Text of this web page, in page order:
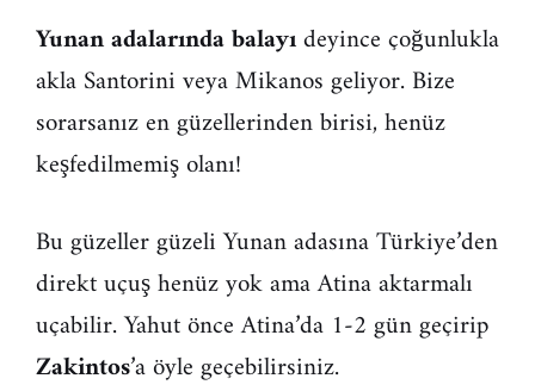
Yunan adalarında balayıdeyince çoğunlukla
akla Santorini veya Mikanos geliyor. Bize
sorarsanız en güzellerinden birisi, henüz
keşfedilmemiş olanı!
Bu güzeller güzeli Yunan adasına Türkiye’den
direkt uçuş henüz yok ama Atina aktarmalı
uçabilir. Yahut önce Atina’da 1-2 gün geçirip
Zakintos’a öyle geçebilirsiniz.